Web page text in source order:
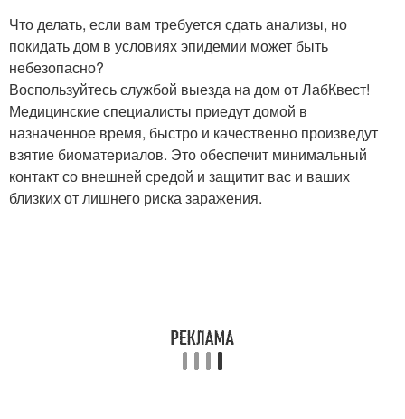
Что делать, если вам требуется сдать анализы, но
покидать дом в условиях эпидемии может быть
небезопасно?
Воспользуйтесь службой выезда на дом от ЛабКвест!
Медицинские специалисты приедут домой в
назначенное время, быстро и качественно произведут
взятие биоматериалов. Это обеспечит минимальный
контакт со внешней средой и защитит вас и ваших
близких от лишнего риска заражения.